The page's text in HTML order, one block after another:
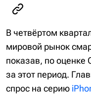
В четвёртом
мировой рынок
показав, по оценке
за этот период.
спрос на серию